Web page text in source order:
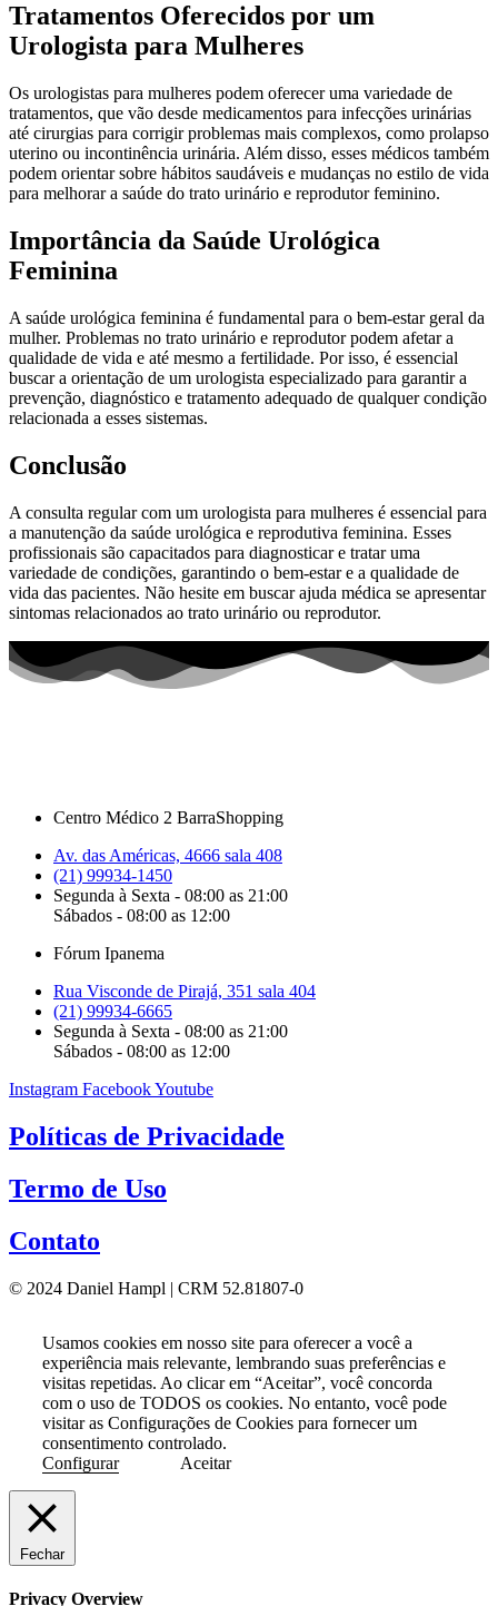
Tratamentos Oferecidos por um
Urologista para Mulheres
Os urologistas para mulheres podem oferecer uma variedade de
tratamentos, que vão desde medicamentos para infecções urinárias
até cirurgias para corrigir problemas mais complexos, como prolapso
uterino ou incontinência urinária. Além disso, esses médicos também
podem orientar sobre hábitos saudáveis e mudanças no estilo de vida
para melhorar a saúde do trato urinário e reprodutor feminino.
Importância da Saúde Urológica
Feminina
A saúde urológica feminina é fundamental para o bem-estar geral da
mulher. Problemas no trato urinário e reprodutor podem afetar a
qualidade de vida e até mesmo a fertilidade. Por isso, é essencial
buscar a orientação de um urologista especializado para garantir a
prevenção, diagnóstico e tratamento adequado de qualquer condição
relacionada a esses sistemas.
Conclusão
A consulta regular com um urologista para mulheres é essencial para
a manutenção da saúde urológica e reprodutiva feminina. Esses
profissionais são capacitados para diagnosticar e tratar uma
variedade de condições, garantindo o bem-estar e a qualidade de
vida das pacientes. Não hesite em buscar ajuda médica se apresentar
sintomas relacionados ao trato urinário ou reprodutor.
Centro Médico 2 BarraShopping
Av. das Américas, 4666 sala 408
(21) 99934-1450
Segunda à Sexta - 08:00 as 21:00
Sábados - 08:00 as 12:00
Fórum Ipanema
Rua Visconde de Pirajá, 351 sala 404
(21) 99934-6665
Segunda à Sexta - 08:00 as 21:00
Sábados - 08:00 as 12:00
Instagram FacebookYoutube
Políticas de Privacidade
Termo de Uso
Contato
© 2024 Daniel Hampl | CRM 52.81807-0
Usamos cookies em nosso site para oferecer a você a
experiência mais relevante, lembrando suas preferências e
visitas repetidas. Ao clicar em “Aceitar”, você concorda
com o uso de TODOS os cookies. No entanto, você pode
visitar as Configurações de Cookies para fornecer um
consentimento controlado.
Configurar
Aceitar
Fechar
Privacy Overview